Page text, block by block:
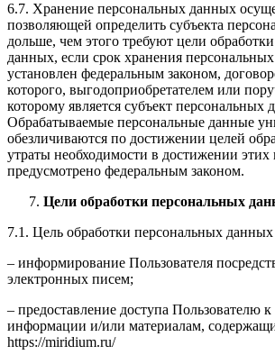
6.7. Хранение персональных данных
позволяющей определить субъекта
дольше, чем этого требуют цели
данных, если срок хранения
установлен федеральным законом,
которого, выгодоприобретателем или
которому является субъект персональных
Обрабатываемые персональные данные
обезличиваются по достижении целей
утраты необходимости в достижении этих
предусмотрено федеральным законом.
Цели обработки персональных
7.1. Цель обработки персональных данных
– информирование Пользователя
электронных писем;
– предоставление доступа Пользователю к
информации и/или материалам,
https://miridium.ru/